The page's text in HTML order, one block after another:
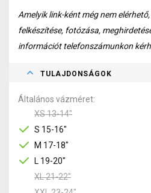
Amelyik link-ként még nem
felkészítése, fotózása,
információt telefonszámunkon
TULAJDONSÁGOK
Általános vázméret
XS 13-14"
S 15-16"
M 17-18"
L 19-20"
XL 21-22"